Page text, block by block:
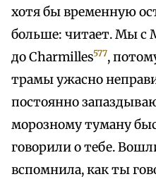
хотя бы временную
больше: читает. Мы с
до Charmilles577,
трамы ужасно
постоянно
морозному туману
говорили о тебе.
вспомнила, как ты